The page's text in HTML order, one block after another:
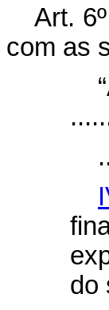
Art.
com as
do